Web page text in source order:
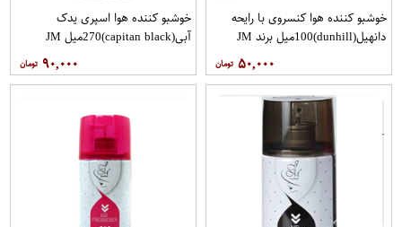
خوشبو کننده هوا کنسروی با رایحه
دانهیل(dunhill)100میل برند JM
۵۰,۰۰۰
خوشبو کننده هوا اسپری یدک
آبی(capitan black)270میل JM
۹۰,۰۰۰